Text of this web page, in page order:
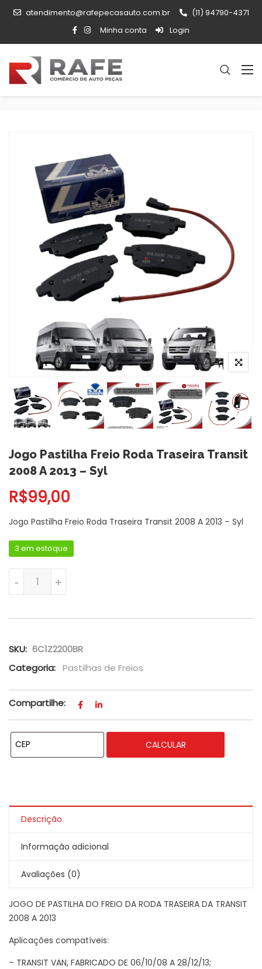
atendimento@rafepecasauto.com.br
(11) 94790-4371
Minha conta
Login
Jogo Pastilha Freio Roda Traseira Transit
2008 A 2013 – Syl
R$99,00
Jogo Pastilha Freio Roda Traseira Transit 2008 A 2013 – Syl
3 em estoque
+
-
SKU: 6C1Z2200BR
Categoria: Pastilhas de Freios
Compartilhe:
CALCULAR
Descrição
Informação adicional
Avaliações (0)
JOGO DE PASTILHA DO FREIO DA RODA TRASEIRA DA TRANSIT
2008 A 2013
Aplicações compatíveis:
– TRANSIT VAN, FABRICADO DE 06/10/08 A 28/12/13;